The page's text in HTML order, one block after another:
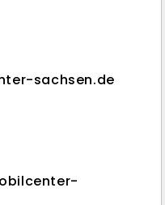
sachsen.de